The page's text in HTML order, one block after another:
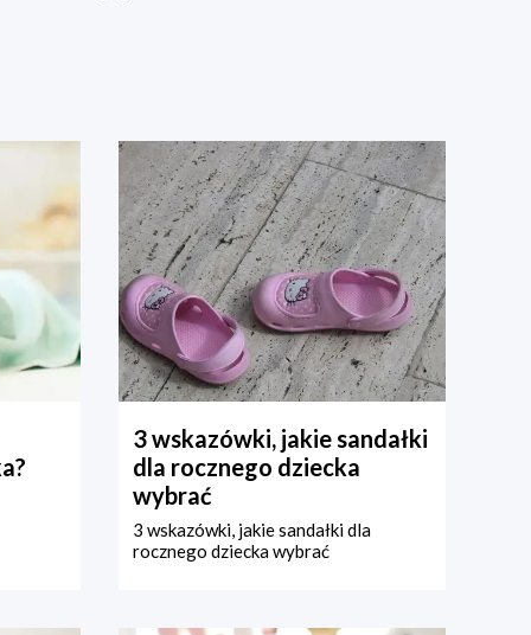
3 wskazówki, jakie sandałki
dla rocznego dziecka
wybrać
3 wskazówki, jakie sandałki dla
rocznego dziecka wybrać